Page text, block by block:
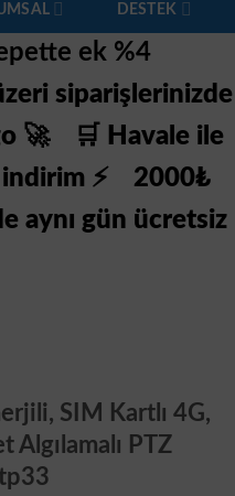
DESTEK
ek %4
siparişlerinizde
🚀
🛒 Havale ile
⚡
2000₺
aynı gün ücretsiz
SIM Kartlı 4G,
PTZ